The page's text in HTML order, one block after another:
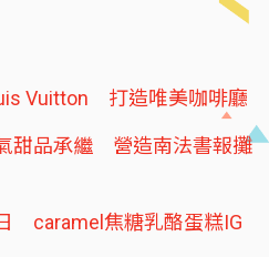
Vuitton 打造唯美咖啡廳
甜品承繼 營造南法書報攤
caramel焦糖乳酪蛋糕IG